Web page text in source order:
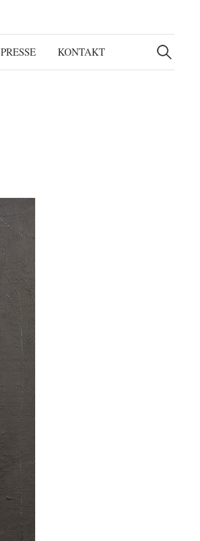
PRESSE KONTAKT
Suchen
nach: